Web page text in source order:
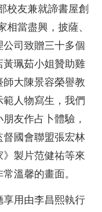
校友兼就諦書屋創
當盡興，披薩、
司致贈三十多個
珮茹小姐贊助雞
大陳景容榮譽教
人物寫生，我們
友作占卜體驗，
國會聯盟張宏林
製片范健祐等來
溫馨的畫面。
享用由李昌熙執行